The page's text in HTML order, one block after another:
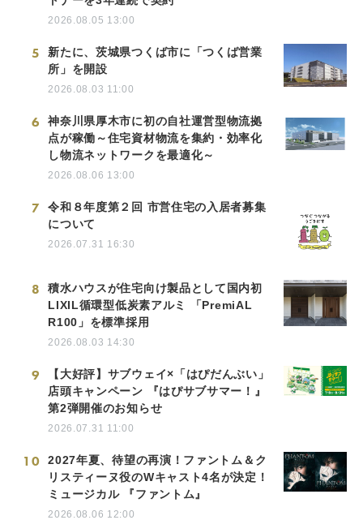
2026.08.05 13:00
5
新たに、茨城県つくば市に「つくば営業
所」を開設
2026.08.03 11:00
6
神奈川県厚木市に初の自社運営型物流拠
点が稼働～住宅資材物流を集約・効率化
し物流ネットワークを最適化～
2026.08.06 13:00
7
令和８年度第２回 市営住宅の入居者募集
について
2026.07.31 16:30
8
積水ハウスが住宅向け製品として国内初
LIXIL循環型低炭素アルミ 「PremiAL
R100」を標準採用
2026.08.03 14:30
9
【大好評】サブウェイ×「はぴだんぶい」
店頭キャンペーン 『はぴサブサマー！』
第2弾開催のお知らせ
2026.07.31 11:00
10
2027年夏、待望の再演！ファントム＆ク
リスティーヌ役のWキャスト4名が決定！
ミュージカル 『ファントム』
2026.08.06 12:00